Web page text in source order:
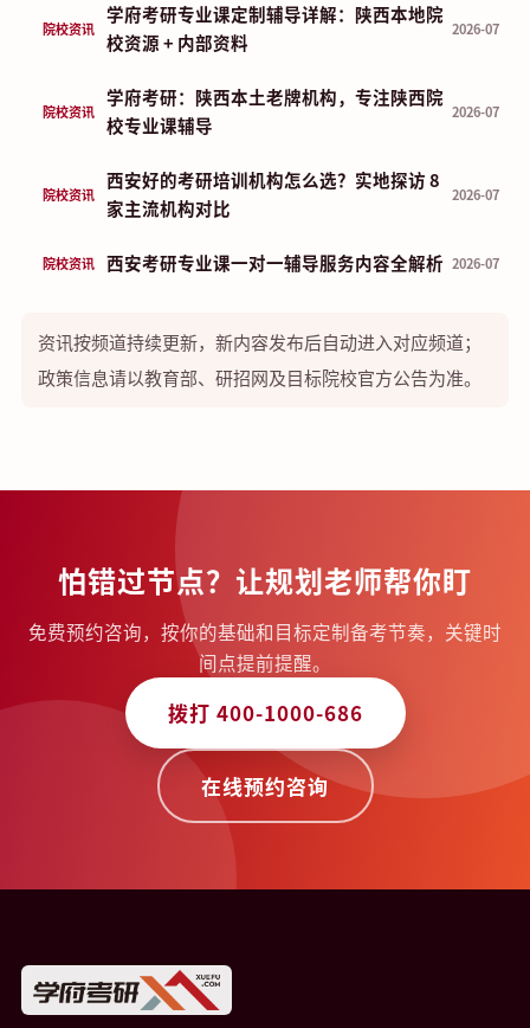
院校资讯
学府考研专业课定制辅导详解：陕西本地院
校资源 + 内部资料
2026-07
院校资讯
学府考研：陕西本土老牌机构，专注陕西院
校专业课辅导
2026-07
院校资讯
西安好的考研培训机构怎么选？实地探访 8
家主流机构对比
2026-07
院校资讯 西安考研专业课一对一辅导服务内容全解析 2026-07
资讯按频道持续更新，新内容发布后自动进入对应频道；
政策信息请以教育部、研招网及目标院校官方公告为准。
怕错过节点？让规划老师帮你盯
免费预约咨询，按你的基础和目标定制备考节奏，关键时
间点提前提醒。
拨打 400-1000-686
在线预约咨询